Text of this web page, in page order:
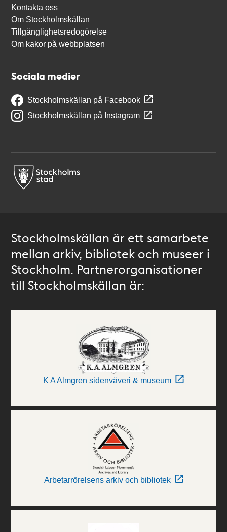
Kontakta oss
Om Stockholmskällan
Tillgänglighetsredogörelse
Om kakor på webbplatsen
Sociala medier
Stockholmskällan på Facebook
Stockholmskällan på Instagram
Stockholmskällan är ett samarbete
mellan arkiv, bibliotek och museer i
Stockholm. Partnerorganisationer
till Stockholmskällan är:
K A Almgren sidenväveri & museum
Arbetarrörelsens arkiv och bibliotek